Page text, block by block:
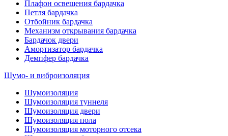
Плафон освещения бардачка
Петля бардачка
Отбойник бардачка
Механизм открывания бардачка
Бардачок двери
Амортизатор бардачка
Демпфер бардачка
Шумо- и виброизоляция
Шумоизоляция
Шумоизоляция туннеля
Шумоизоляция двери
Шумоизоляция пола
Шумоизоляция моторного отсека